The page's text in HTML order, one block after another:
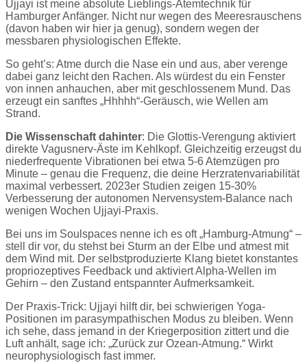
Ujjayi ist meine absolute Lieblings-Atemtechnik für
Hamburger Anfänger. Nicht nur wegen des Meeresrauschens
(davon haben wir hier ja genug), sondern wegen der
messbaren physiologischen Effekte.
So geht’s: Atme durch die Nase ein und aus, aber verenge
dabei ganz leicht den Rachen. Als würdest du ein Fenster
von innen anhauchen, aber mit geschlossenem Mund. Das
erzeugt ein sanftes „Hhhhh“-Geräusch, wie Wellen am
Strand.
Die Wissenschaft dahinter: Die Glottis-Verengung aktiviert
direkte Vagusnerv-Äste im Kehlkopf. Gleichzeitig erzeugst du
niederfrequente Vibrationen bei etwa 5-6 Atemzügen pro
Minute – genau die Frequenz, die deine Herzratenvariabilität
maximal verbessert. 2023er Studien zeigen 15-30%
Verbesserung der autonomen Nervensystem-Balance nach
wenigen Wochen Ujjayi-Praxis.
Bei uns im Soulspaces nenne ich es oft „Hamburg-Atmung“ –
stell dir vor, du stehst bei Sturm an der Elbe und atmest mit
dem Wind mit. Der selbstproduzierte Klang bietet konstantes
propriozeptives Feedback und aktiviert Alpha-Wellen im
Gehirn – den Zustand entspannter Aufmerksamkeit.
Der Praxis-Trick: Ujjayi hilft dir, bei schwierigen Yoga-
Positionen im parasympathischen Modus zu bleiben. Wenn
ich sehe, dass jemand in der Kriegerposition zittert und die
Luft anhält, sage ich: „Zurück zur Ozean-Atmung.“ Wirkt
neurophysiologisch fast immer.